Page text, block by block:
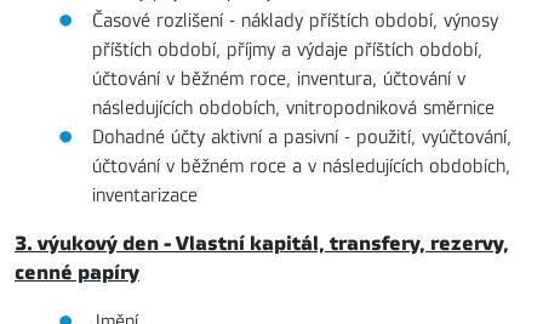
Časové rozlišení - náklady příštích období, výnosy
příštích období, příjmy a výdaje příštích období,
účtování v běžném roce, inventura, účtování v
následujících obdobích, vnitropodniková směrnice
Dohadné účty aktivní a pasivní - použití, vyúčtování,
účtování v běžném roce a v následujících obdobích,
inventarizace
3. výukový den - Vlastní kapitál, transfery, rezervy,
cenné papíry